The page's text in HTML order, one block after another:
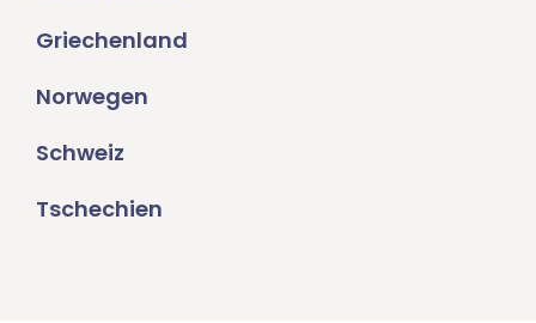
Griechenland
Norwegen
Schweiz
Tschechien